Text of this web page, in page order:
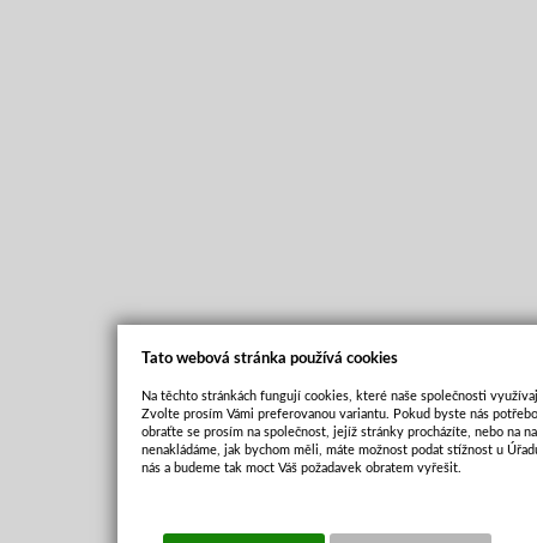
Tato webová stránka používá cookies
Na těchto stránkách fungují cookies, které naše společnosti
Zvolte prosím Vámi preferovanou variantu. Pokud byste nás
obraťte se prosím na společnost, jejíž stránky procházíte, nebo na
nenakládáme, jak bychom měli, máte možnost podat stížnost u
nás a budeme tak moct Váš požadavek obratem vyřešit.